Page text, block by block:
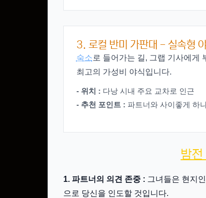
3. 로컬 반미 가판대 - 실속형
숙소 로 들어가는 길, 그랩 기사에게
최고의 가성비 야식입니다.
- 위치 : 다낭 시내 주요 교차로 인근
- 추천 포인트 : 파트너와 사이좋게 하
밤
1. 파트너의 의견 존중 : 그녀들은 현지
으로 당신을 인도할 것입니다.